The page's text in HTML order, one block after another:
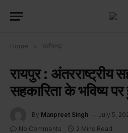
Home छत्तीसगढ़
रायपुर : अंतरराष्ट्रीय
सहकारिता के भविष्य
By Manpreet Singh July 5,
No Comments 2 Mins Read